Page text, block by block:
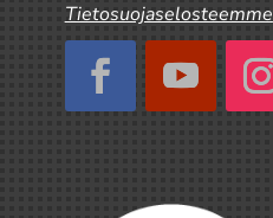
Tietosuojaselosteemme